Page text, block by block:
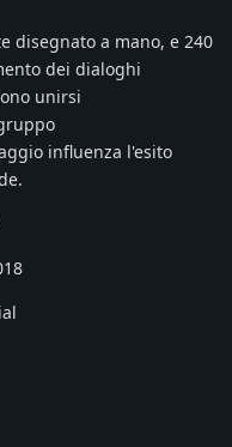
disegnato a mano, e 240
dei dialoghi
unirsi
influenza l'esito